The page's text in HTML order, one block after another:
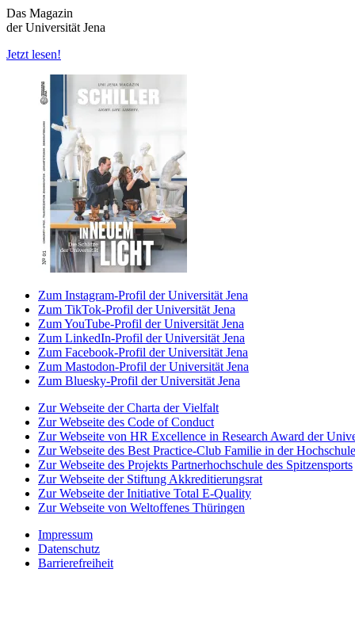
Das Magazin
der Universität Jena
Jetzt lesen!
Zum Instagram-Profil der Universität Jena
Zum TikTok-Profil der Universität Jena
Zum YouTube-Profil der Universität Jena
Zum LinkedIn-Profil der Universität Jena
Zum Facebook-Profil der Universität Jena
Zum Mastodon-Profil der Universität Jena
Zum Bluesky-Profil der Universität Jena
Zur Webseite der Charta der Vielfalt
Zur Webseite des Code of Conduct
Zur Webseite von HR Excellence in Research Award der
Zur Webseite des Best Practice-Club Familie in der Hochschule
Zur Webseite des Projekts Partnerhochschule des Spitzensports
Zur Webseite der Stiftung Akkreditierungsrat
Zur Webseite der Initiative Total E-Quality
Zur Webseite von Weltoffenes Thüringen
Impressum
Datenschutz
Barrierefreiheit